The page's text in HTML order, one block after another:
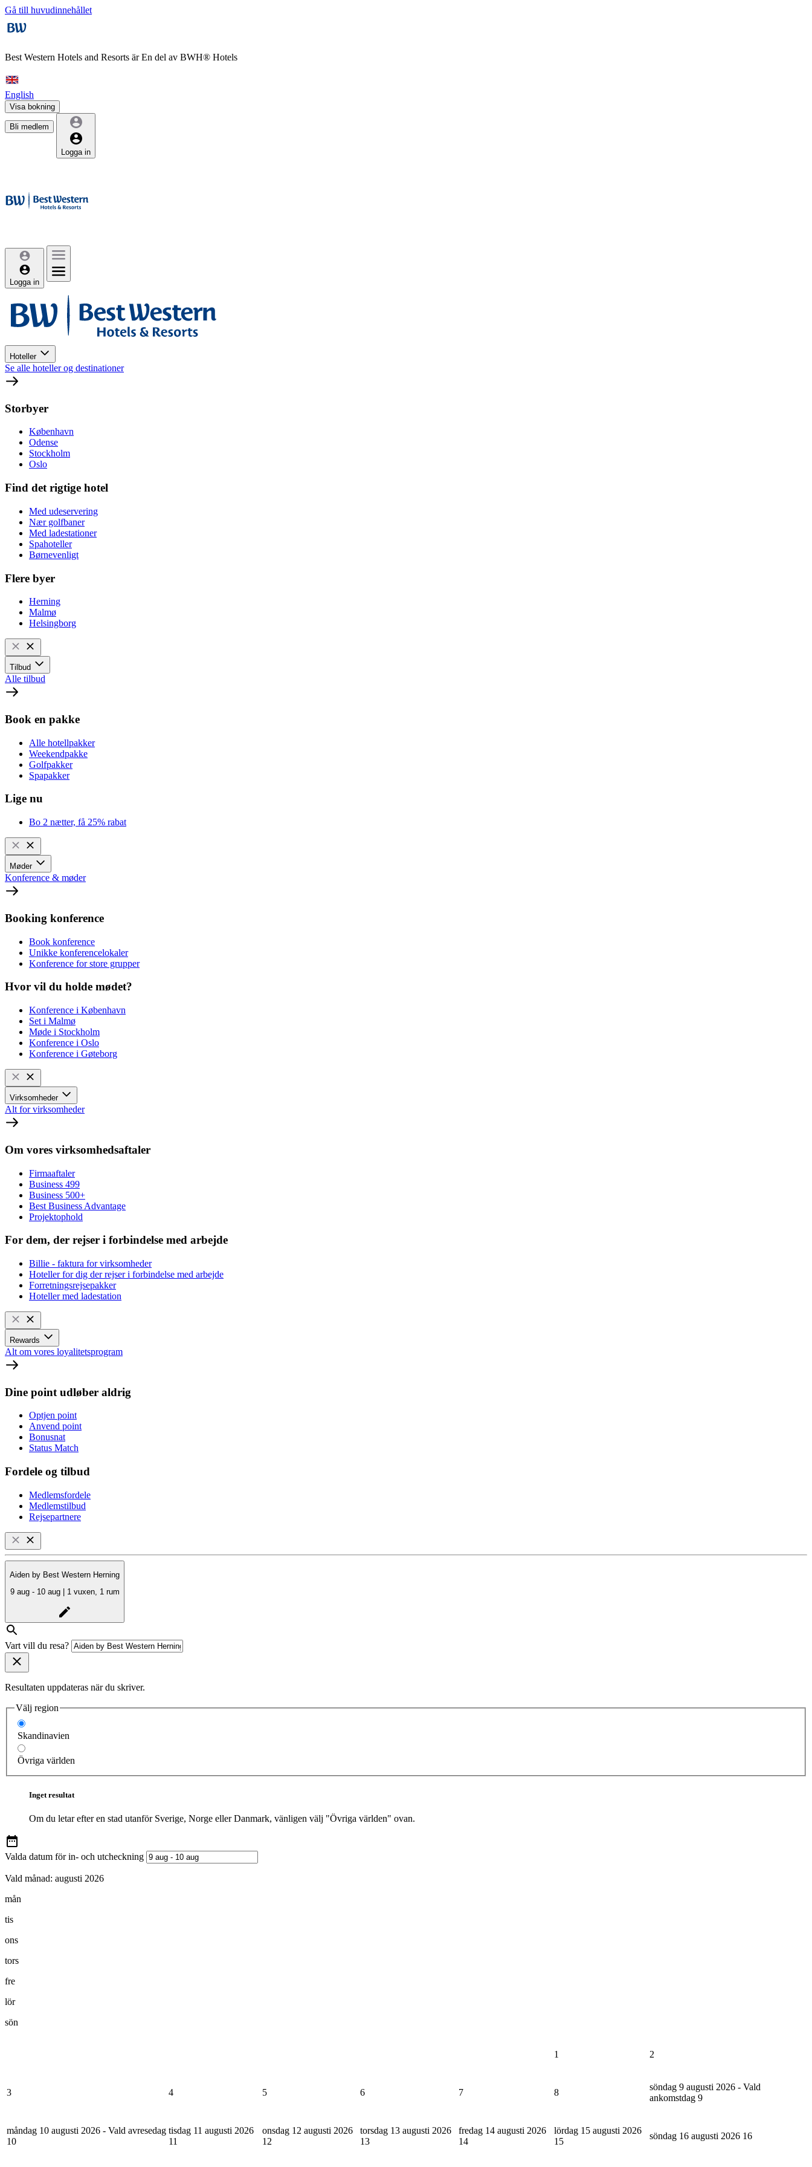
Gå till huvudinnehållet
Best Western Hotels and Resorts ärEn del av BWH® Hotels
English
Visa bokning
Bli medlem
Logga in
Logga in
Hoteller
Se alle hoteller og destinationer
Storbyer
København
Odense
Stockholm
Oslo
Find det rigtige hotel
Med udeservering
Nær golfbaner
Med ladestationer
Spahoteller
Børnevenligt
Flere byer
Herning
Malmø
Helsingborg
Tilbud
Alle tilbud
Book en pakke
Alle hotellpakker
Weekendpakke
Golfpakker
Spapakker
Lige nu
Bo 2 nætter, få 25% rabat
Møder
Konference & møder
Booking konference
Book konference
Unikke konferencelokaler
Konference for store grupper
Hvor vil du holde mødet?
Konference i København
Set i Malmø
Møde i Stockholm
Konference i Oslo
Konference i Gøteborg
Virksomheder
Alt for virksomheder
Om vores virksomhedsaftaler
Firmaaftaler
Business 499
Business 500+
Best Business Advantage
Projektophold
For dem, der rejser i forbindelse med arbejde
Billie - faktura for virksomheder
Hoteller for dig der rejser i forbindelse med arbejde
Forretningsrejsepakker
Hoteller med ladestation
Rewards
Alt om vores loyalitetsprogram
Dine point udløber aldrig
Optjen point
Anvend point
Bonusnat
Status Match
Fordele og tilbud
Medlemsfordele
Medlemstilbud
Rejsepartnere
Aiden by Best Western Herning
9 aug - 10 aug | 1 vuxen, 1 rum
Vart vill du resa?
Resultaten uppdateras när du skriver.
Välj region
Skandinavien
Övriga världen
Inget resultat
Om du letar efter en stad utanför Sverige, Norge eller Danmark, vänligen välj "Övriga världen" ovan.
Valda datum för in- och utcheckning
Vald månad: augusti 2026
mån
tis
ons
tors
fre
lör
sön
1 2
3 4 5 6 7 8
söndag 9 augusti 2026 - Vald
ankomstdag 9
måndag 10 augusti 2026 - Vald avresedag
10
tisdag 11 augusti 2026
11
onsdag 12 augusti 2026
12
torsdag 13 augusti 2026
13
fredag 14 augusti 2026
14
lördag 15 augusti 2026
15
söndag 16 augusti 2026 16